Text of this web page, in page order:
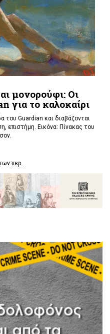
μονορούφι: Οι
για το καλοκαίρι
του Guardian και διαβάζονται
επιστήμη. Εικόνα: Πίνακας του
περ...